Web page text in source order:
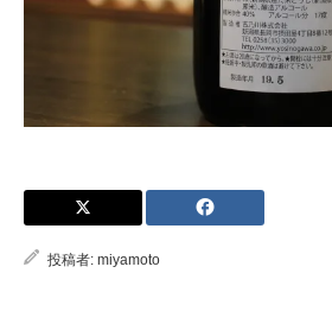
投稿者: miyamoto